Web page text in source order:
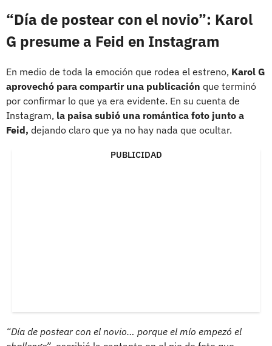
“Día de postear con el novio”: Karol
G presume a Feid en Instagram
En medio de toda la emoción que rodea el estreno, Karol G
aprovechó para compartir una publicación que terminó
por confirmar lo que ya era evidente. En su cuenta de
Instagram, la paisa subió una romántica foto junto a
Feid, dejando claro que ya no hay nada que ocultar.
PUBLICIDAD
“Día de postear con el novio… porque el mío empezó el